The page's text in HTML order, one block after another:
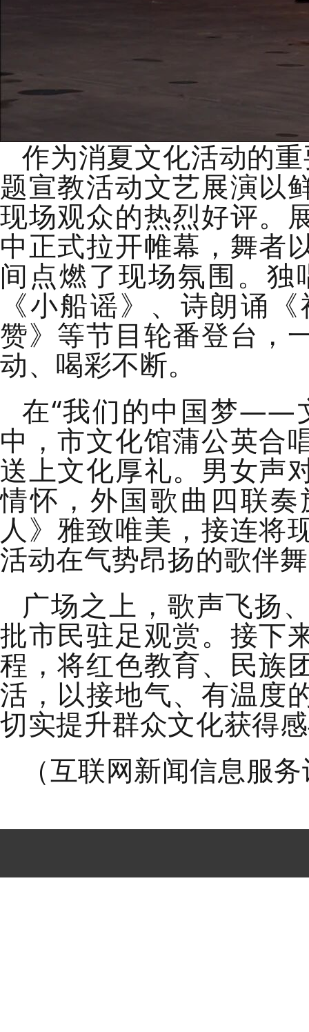
作为消夏文化活动的
题宣教活动文艺展演以
现场观众的热烈好评。
中正式拉开帷幕，舞者
间点燃了现场氛围。独
《小船谣》、诗朗诵
赞》等节目轮番登台，
动、喝彩不断。
在“我们的中国梦——
中 ，市文化馆蒲公英合
送上文化厚礼。男女声
情怀，外国歌曲四联
人》雅致唯美，接连将
活动在气势昂扬的歌伴
广场之上，歌声飞扬
批市民驻足观赏。 接下
程，将红色教育、民族
活， 以接地气、有温度
切实提升群众文化获得
（互联网新闻信息服